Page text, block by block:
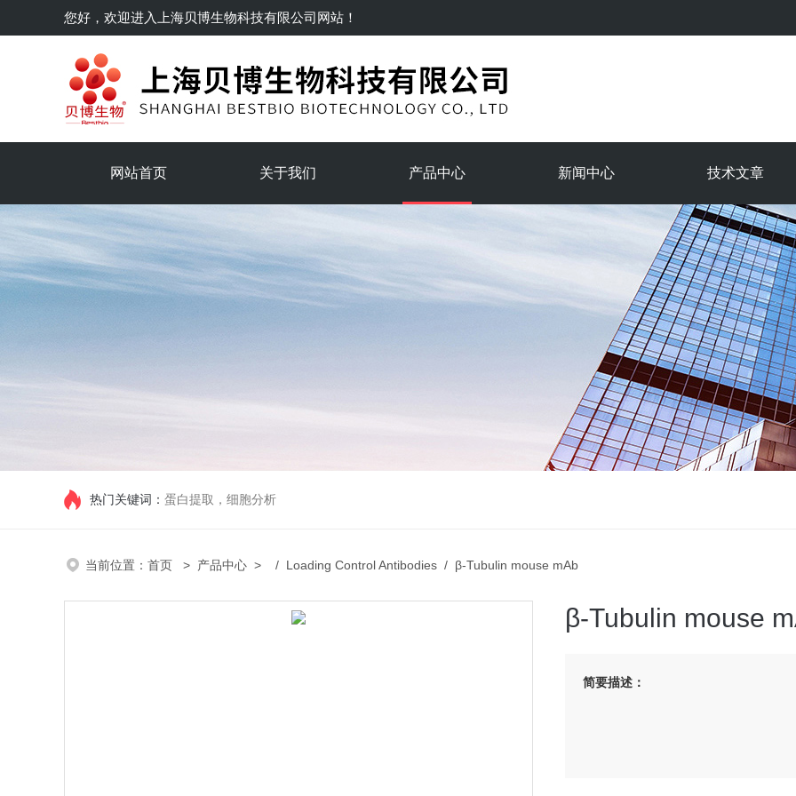
您好，欢迎进入 上海贝博生物科技有限公司网站！
网站首页 关于我们 产品中心 新闻中心 技术文章
热门关键词： 蛋白提取，细胞分析
当前位置： 首页 > 产品中心 > / Loading Control Antibodies / β-Tubulin mouse mAb
β-Tubulin mouse
简要描述：